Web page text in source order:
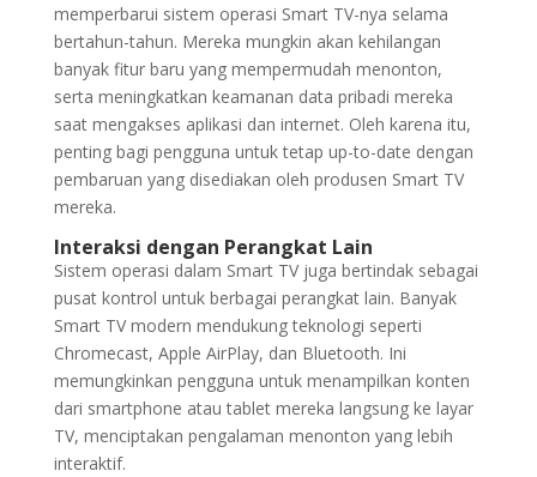
memperbarui sistem operasi Smart TV-nya selama
bertahun-tahun. Mereka mungkin akan kehilangan
banyak fitur baru yang mempermudah menonton,
serta meningkatkan keamanan data pribadi mereka
saat mengakses aplikasi dan internet. Oleh karena itu,
penting bagi pengguna untuk tetap up-to-date dengan
pembaruan yang disediakan oleh produsen Smart TV
mereka.
Interaksi dengan Perangkat Lain
Sistem operasi dalam Smart TV juga bertindak sebagai
pusat kontrol untuk berbagai perangkat lain. Banyak
Smart TV modern mendukung teknologi seperti
Chromecast, Apple AirPlay, dan Bluetooth. Ini
memungkinkan pengguna untuk menampilkan konten
dari smartphone atau tablet mereka langsung ke layar
TV, menciptakan pengalaman menonton yang lebih
interaktif.